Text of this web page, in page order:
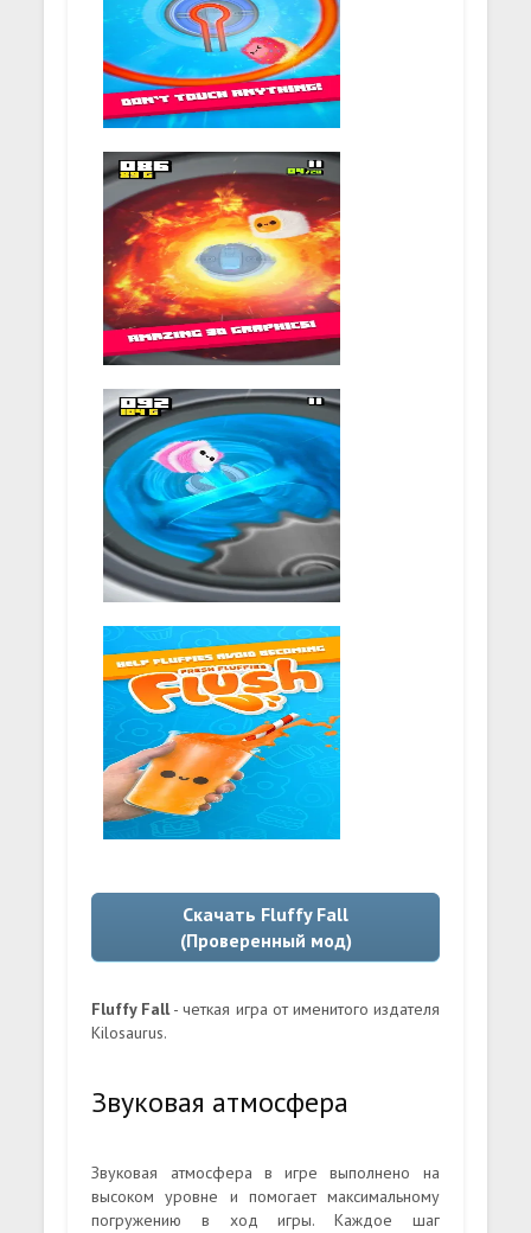
Скачать Fluffy Fall
(Проверенный мод)
Fluffy Fall- четкая игра от именитого издателя
Kilosaurus.
Звуковая атмосфера
Звуковая атмосфера в игре выполнено на
высоком уровне и помогает максимальному
погружению в ход игры. Каждое шаг